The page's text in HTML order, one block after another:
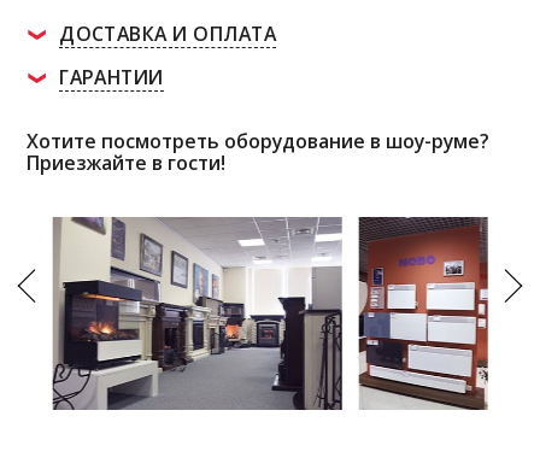
ДОСТАВКА И ОПЛАТА
ГАРАНТИИ
Хотите посмотреть оборудование в шоу-руме?
Приезжайте в гости!